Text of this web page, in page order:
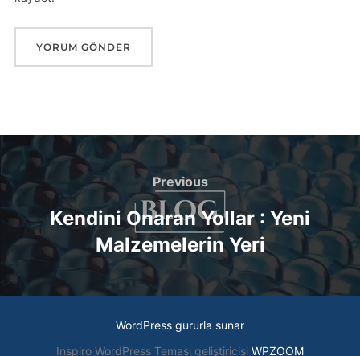
Yazı
gezinmesi
Previous
Previous
Kendini Onaran Yollar : Yeni
Malzemelerin Yeri
WordPress gururla sunar
Inspiro WordPress Teması geliştiricisi WPZOOM